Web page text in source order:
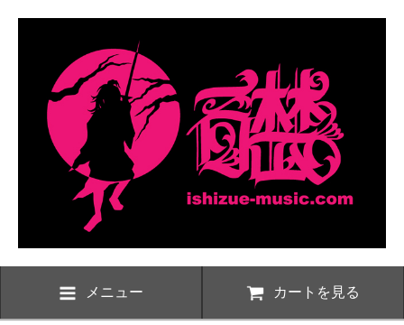
メニュー カートを見る